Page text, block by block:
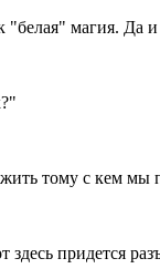
магия. Да
тому с кем мы
придется